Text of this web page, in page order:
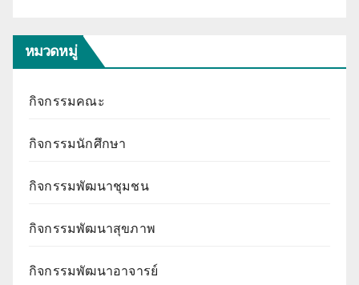
หมวดหมู่
กิจกรรมคณะ
กิจกรรมนักศึกษา
กิจกรรมพัฒนาชุมชน
กิจกรรมพัฒนาสุขภาพ
กิจกรรมพัฒนาอาจารย์